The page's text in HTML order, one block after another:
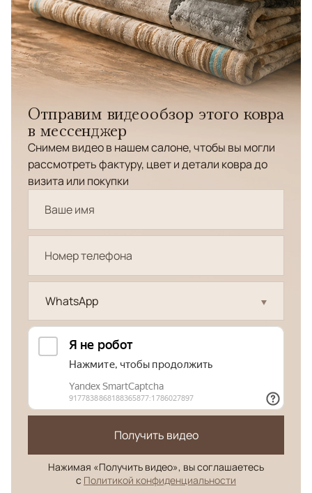
Отправим видеообзор этого ковра
в мессенджер
Снимем видео в нашем салоне, чтобы вы могли
рассмотреть фактуру, цвет и детали ковра до
визита или покупки
WhatsApp
Получить видео
Нажимая «Получить видео», вы соглашаетесь
с Политикой конфиденциальности